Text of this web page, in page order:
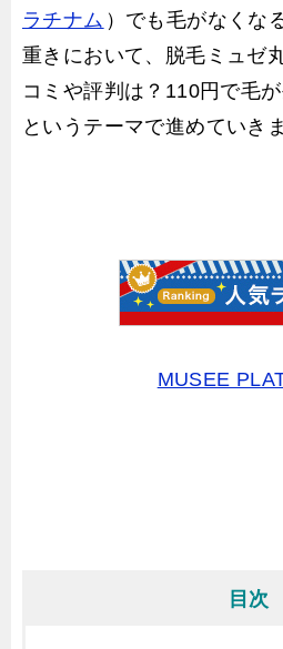
ラチナム ）でも毛がなくな
重きにおいて、脱毛ミュゼ
コミや評判は？110円で毛
というテーマで進めていきま
MUSEE
目次